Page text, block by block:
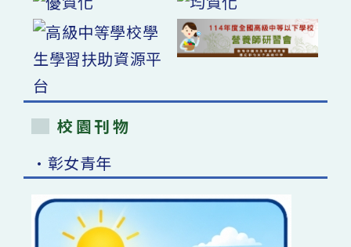
校園刊物
•彰女青年